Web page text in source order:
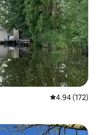
औसत रेटिंग 5 में से
4.94 (172)